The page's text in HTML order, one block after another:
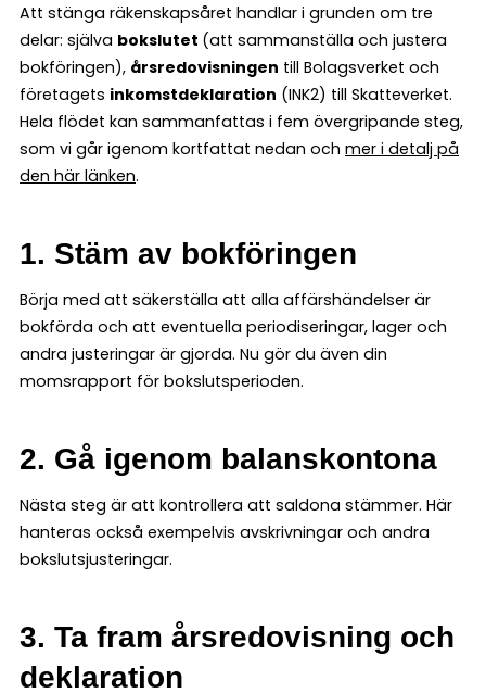
Att stänga räkenskapsåret handlar i grunden om tre
delar: själva bokslutet (att sammanställa och justera
bokföringen), årsredovisningen till Bolagsverket och
företagets inkomstdeklaration (INK2) till Skatteverket.
Hela flödet kan sammanfattas i fem övergripande steg,
som vi går igenom kortfattat nedan och mer i detalj på
den här länken.
1. Stäm av bokföringen
Börja med att säkerställa att alla affärshändelser är
bokförda och att eventuella periodiseringar, lager och
andra justeringar är gjorda. Nu gör du även din
momsrapport för bokslutsperioden.
2. Gå igenom balanskontona
Nästa steg är att kontrollera att saldona stämmer. Här
hanteras också exempelvis avskrivningar och andra
bokslutsjusteringar.
3. Ta fram årsredovisning och
deklaration